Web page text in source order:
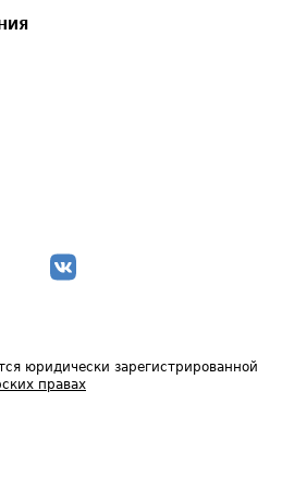
юридически зарегистрированной
правах